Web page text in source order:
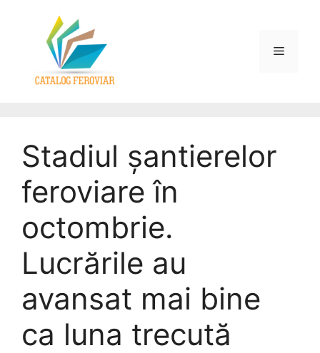
Stadiul șantierelor
feroviare în
octombrie.
Lucrările au
avansat mai bine
ca luna trecută